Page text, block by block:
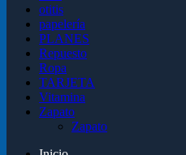
otitis
papelería
PLANES
Repuesto
Ropa
TARJETA
Vitamina
Zapato
Zapato